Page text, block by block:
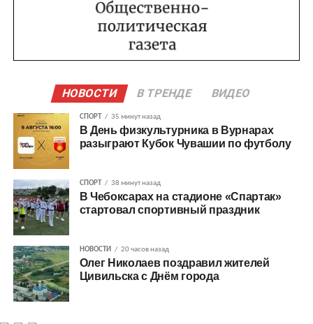
НОВОСТИ В ТРЕНДЕ ВИДЕО
СПОРТ 35 минут назад
В День физкультурника в Вурнарах
разыграют Кубок Чувашии по футболу
СПОРТ 38 минут назад
В Чебоксарах на стадионе «Спартак»
стартовал спортивный праздник
НОВОСТИ 20 часов назад
Олег Николаев поздравил жителей
Цивильска с Днём города